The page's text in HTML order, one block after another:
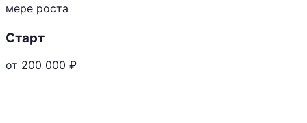
мере роста
Старт
от 200 000 ₽